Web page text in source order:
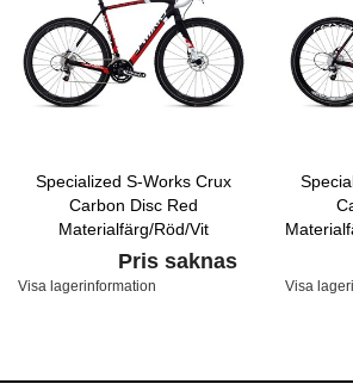
Specialized S-Works Crux
Carbon Disc Red
Materialfärg/Röd/Vit
Pris saknas
Visa lagerinformation Visa